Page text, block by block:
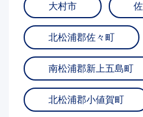
大村市
北松浦郡佐々町
南松浦郡新上五島町
北松浦郡小値賀町